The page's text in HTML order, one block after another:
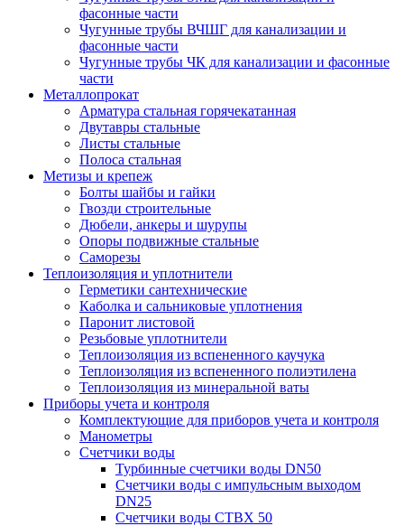
фасонные части
Чугунные трубы ВЧШГ для канализации и
фасонные части
Чугунные трубы ЧК для канализации и фасонные
части
Металлопрокат
Арматура стальная горячекатанная
Двутавры стальные
Листы стальные
Полоса стальная
Метизы и крепеж
Болты шайбы и гайки
Гвозди строительные
Дюбели, анкеры и шурупы
Опоры подвижные стальные
Саморезы
Теплоизоляция и уплотнители
Герметики сантехнические
Каболка и сальниковые уплотнения
Паронит листовой
Резьбовые уплотнители
Теплоизоляция из вспененного каучука
Теплоизоляция из вспененного полиэтилена
Теплоизоляция из минеральной ваты
Приборы учета и контроля
Комплектующие для приборов учета и контроля
Манометры
Счетчики воды
Турбинные счетчики воды DN50
Счетчики воды с импульсным выходом
DN25
Счетчики воды СТВХ 50